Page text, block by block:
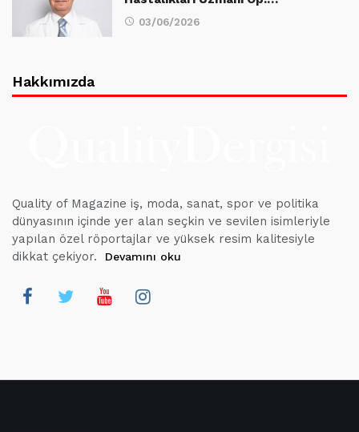
03/06/2026
Hakkımızda
Quality of Magazine iş, moda, sanat, spor ve politika
dünyasının içinde yer alan seçkin ve sevilen isimleriyle
yapılan özel röportajlar ve yüksek resim kalitesiyle
dikkat çekiyor.
Devamını oku